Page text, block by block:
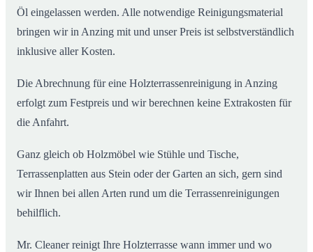
Öl eingelassen werden. Alle notwendige Reinigungsmaterial
bringen wir in Anzing mit und unser Preis ist selbstverständlich
inklusive aller Kosten.
Die Abrechnung für eine Holzterrassenreinigung in Anzing
erfolgt zum Festpreis und wir berechnen keine Extrakosten für
die Anfahrt.
Ganz gleich ob Holzmöbel wie Stühle und Tische,
Terrassenplatten aus Stein oder der Garten an sich, gern sind
wir Ihnen bei allen Arten rund um die Terrassenreinigungen
behilflich.
Mr. Cleaner reinigt Ihre Holzterrasse wann immer und wo